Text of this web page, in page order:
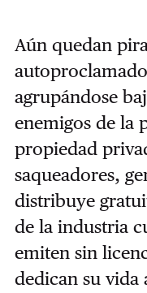
Aún quedan
agrupándose
enemigos de la
propiedad
saqueadores,
distribuye
de la industria
emiten sin
dedican su vida